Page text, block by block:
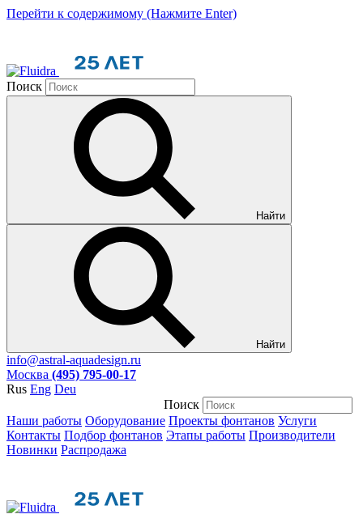
Перейти к содержимому (Нажмите Enter)
Поиск
Найти
Найти
info@astral-aquadesign.ru
Москва (495) 795-00-17
Rus Eng Deu
Поиск
Наши работы Оборудование Проекты фонтанов Услуги
Контакты Подбор фонтанов Этапы работы Производители
Новинки Распродажа